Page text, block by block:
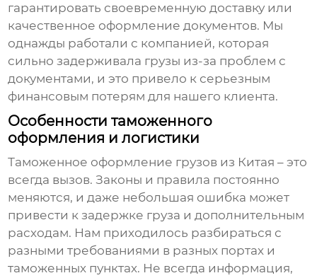
гарантировать своевременную доставку или
качественное оформление документов. Мы
однажды работали с компанией, которая
сильно задерживала грузы из-за проблем с
документами, и это привело к серьезным
финансовым потерям для нашего клиента.
Особенности таможенного
оформления и логистики
Таможенное оформление грузов из Китая – это
всегда вызов. Законы и правила постоянно
меняются, и даже небольшая ошибка может
привести к задержке груза и дополнительным
расходам. Нам приходилось разбираться с
разными требованиями в разных портах и
таможенных пунктах. Не всегда информация,